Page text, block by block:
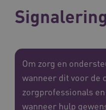
Om zorg en
wanneer dit voor de
zorgprofessionals
wanneer hulp